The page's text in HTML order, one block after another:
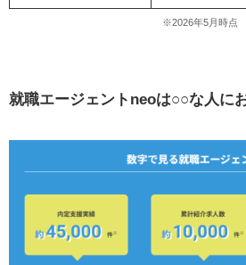
※2026年5月時点
就職エージェントneoは○○な人に